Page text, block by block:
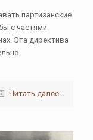
партизанские
с частями
Эта директива
Читать далее...